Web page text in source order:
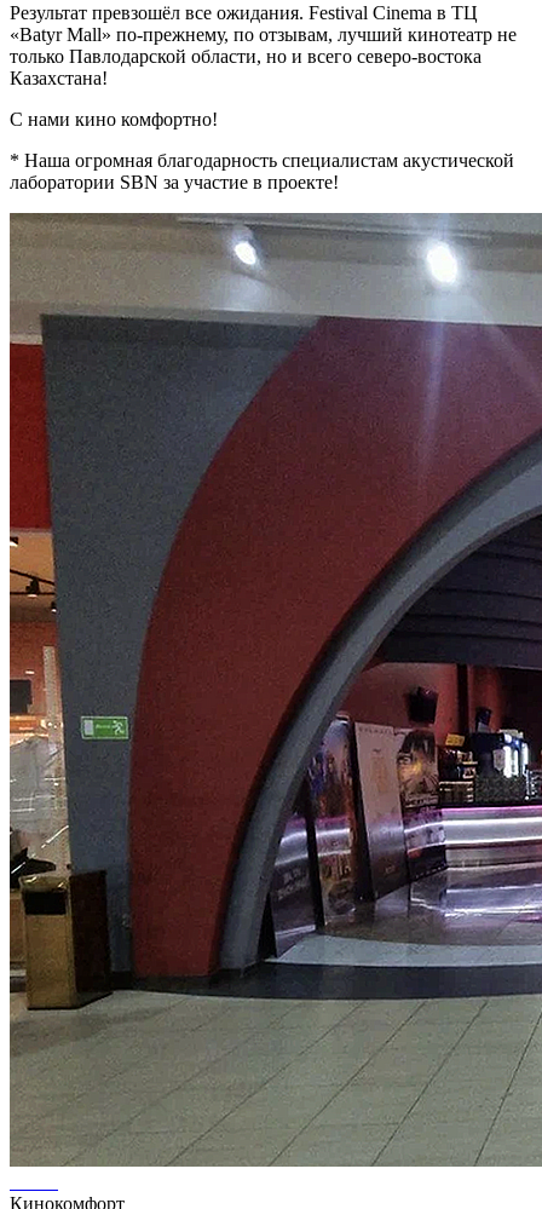
Результат превзошёл все ожидания. Festival Cinema в ТЦ
«Batyr Mall» по-прежнему, по отзывам, лучший кинотеатр не
только Павлодарской области, но и всего северо-востока
Казахстана!
С нами кино комфортно!
* Наша огромная благодарность специалистам акустической
лаборатории SBN за участие в проекте!
Кинокомфорт